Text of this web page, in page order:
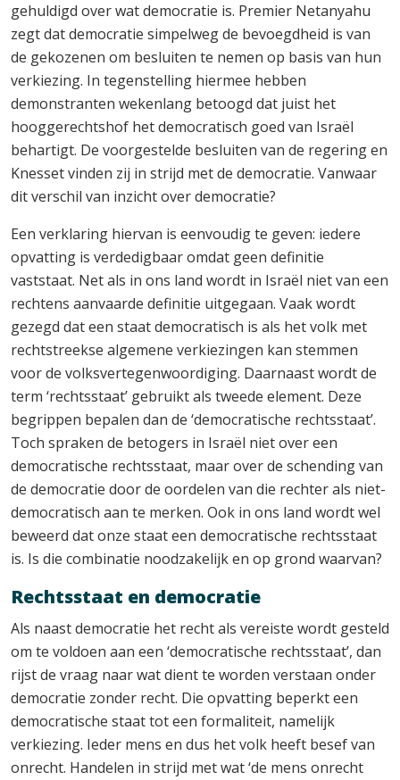
gehuldigd over wat democratie is. Premier Netanyahu
zegt dat democratie simpelweg de bevoegdheid is van
de gekozenen om besluiten te nemen op basis van hun
verkiezing. In tegenstelling hiermee hebben
demonstranten wekenlang betoogd dat juist het
hooggerechtshof het democratisch goed van Israël
behartigt. De voorgestelde besluiten van de regering en
Knesset vinden zij in strijd met de democratie. Vanwaar
dit verschil van inzicht over democratie?
Een verklaring hiervan is eenvoudig te geven: iedere
opvatting is verdedigbaar omdat geen definitie
vaststaat. Net als in ons land wordt in Israël niet van een
rechtens aanvaarde definitie uitgegaan. Vaak wordt
gezegd dat een staat democratisch is als het volk met
rechtstreekse algemene verkiezingen kan stemmen
voor de volksvertegenwoordiging. Daarnaast wordt de
term ‘rechtsstaat’ gebruikt als tweede element. Deze
begrippen bepalen dan de ‘democratische rechtsstaat’.
Toch spraken de betogers in Israël niet over een
democratische rechtsstaat, maar over de schending van
de democratie door de oordelen van die rechter als niet-
democratisch aan te merken. Ook in ons land wordt wel
beweerd dat onze staat een democratische rechtsstaat
is. Is die combinatie noodzakelijk en op grond waarvan?
Rechtsstaat en democratie
Als naast democratie het recht als vereiste wordt gesteld
om te voldoen aan een ‘democratische rechtsstaat’, dan
rijst de vraag naar wat dient te worden verstaan onder
democratie zonder recht. Die opvatting beperkt een
democratische staat tot een formaliteit, namelijk
verkiezing. Ieder mens en dus het volk heeft besef van
onrecht. Handelen in strijd met wat ‘de mens onrecht